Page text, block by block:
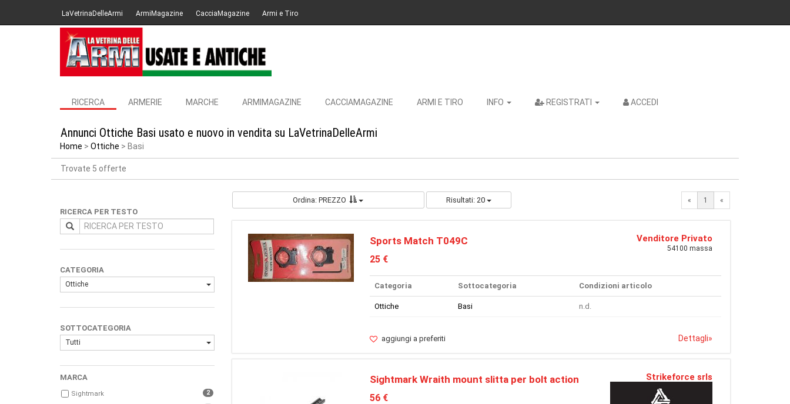
LaVetrinaDelleArmi ArmiMagazine CacciaMagazine Armi e Tiro
RICERCA ARMERIE MARCHE ARMIMAGAZINE CACCIAMAGAZINE ARMI E TIRO INFO REGISTRATI ACCEDI
Annunci Ottiche Basi usato e nuovo in vendita su LaVetrinaDelleArmi
Home Ottiche Basi
Trovate 5 offerte
RICERCA PER TESTO
CATEGORIA
Ottiche
SOTTOCATEGORIA
Tutti
MARCA
Sightmark 2
Ordina: PREZZO Risultati: 20 « 1 «
Sports Match T049C
25 €
Venditore Privato
54100 massa
Categoria Sottocategoria Condizioni articolo
Ottiche Basi n.d.
aggiungi a preferiti Dettagli»
Sightmark Wraith mount slitta per bolt action
56 €
Strikeforce srls